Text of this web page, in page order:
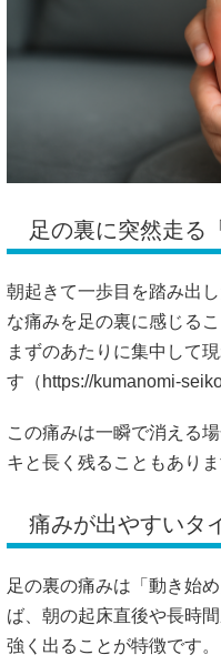
足の裏に突然走る
朝起きて一歩目を踏み出
な痛みを足の裏に感じる
まずのあたりに集中して
す（ https://kumanomi-
この痛みは一瞬で消える
キと長く残ることもありま
痛みが出やすいタ
足の裏の痛みは「動き始
ば、朝の起床直後や長時
強く出ることが特徴です